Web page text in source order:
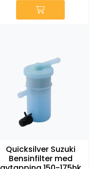
Quicksilver Suzuki
Bensinfilter med